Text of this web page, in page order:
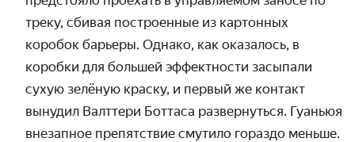
треку, сбивая построенные из картонных
коробок барьеры. Однако, как оказалось, в
коробки для большей эффектности засыпали
сухую зелёную краску, и первый же контакт
вынудил Валттери Боттаса развернуться. Гуаньюя
внезапное препятствие смутило гораздо меньше.